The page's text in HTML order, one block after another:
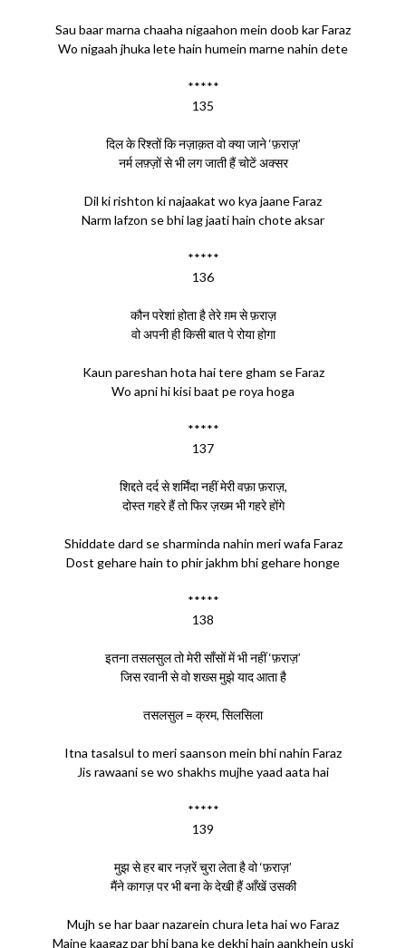
Sau baar marna chaaha nigaahon mein doob kar Faraz
Wo nigaah jhuka lete hain humein marne nahin dete
*****
135
दिल के रिश्तों कि नज़ाक़त वो क्या जाने ‘फ़राज़’
नर्म लफ़्ज़ों से भी लग जाती हैं चोटें अक्सर
Dil ki rishton ki najaakat wo kya jaane Faraz
Narm lafzon se bhi lag jaati hain chote aksar
*****
136
कौन परेशां होता है तेरे ग़म से फ़राज़
वो अपनी ही किसी बात पे रोया होगा
Kaun pareshan hota hai tere gham se Faraz
Wo apni hi kisi baat pe roya hoga
*****
137
शिद्दते दर्द से शर्मिंदा नहीं मेरी वफ़ा फ़राज़,
दोस्त गहरे हैं तो फिर ज़ख्म भी गहरे होंगे
Shiddate dard se sharminda nahin meri wafa Faraz
Dost gehare hain to phir jakhm bhi gehare honge
*****
138
इतना तसलसुल तो मेरी साँसों में भी नहीं ‘फ़राज़’
जिस रवानी से वो शख्स मुझे याद आता है
तसलसुल = क्रम, सिलसिला
Itna tasalsul to meri saanson mein bhi nahin Faraz
Jis rawaani se wo shakhs mujhe yaad aata hai
*****
139
मुझ से हर बार नज़रें चुरा लेता है वो ‘फ़राज़’
मैंने कागज़ पर भी बना के देखी हैं आँखें उसकी
Mujh se har baar nazarein chura leta hai wo Faraz
Maine kaagaz par bhi bana ke dekhi hain aankhein uski